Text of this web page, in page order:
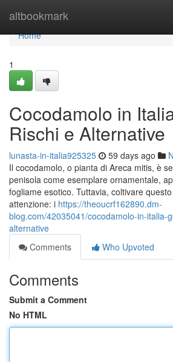
altbookmark
Home
Home
1
Cocodamolo in
Rischi e Alternative
lunasta-in-italia925325 59 days ago
Il cocodamolo, o pianta di Areca mitis, è
penisola come esemplare ornamentale,
fogliame esotico. Tuttavia, coltivare
attenzione: i https://theoucrf162890.dm-
blog.com/42035041/cocodamolo-in-italia-
alternative
Comments
Who Upvoted
Comments
Submit a Comment
No HTML